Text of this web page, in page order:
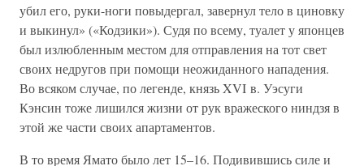
убил его, руки-ноги повыдергал, завернул тело в циновку
и выкинул» («Кодзики»). Судя по всему, туалет у японцев
был излюбленным местом для отправления на тот свет
своих недругов при помощи неожиданного нападения.
Во всяком случае, по легенде, князь XVI в. Уэсуги
Кэнсин тоже лишился жизни от рук вражеского ниндзя в
этой же части своих апартаментов.
В то время Ямато было лет 15–16. Подивившись силе и